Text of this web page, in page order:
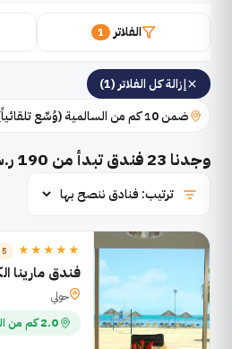
الفلاتر 1
إزالة كل الفلاتر (1)
ضمن 10 كم من السالمية (وُسِّع تلقائياً)
وجدنا 23فندق تبدأ من 190 ر.س
★★★★★ 5 نجوم
فندق مارينا
حولي
2.0 كم من السالمية